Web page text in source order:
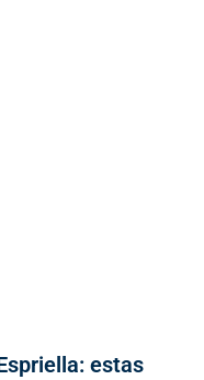
estas